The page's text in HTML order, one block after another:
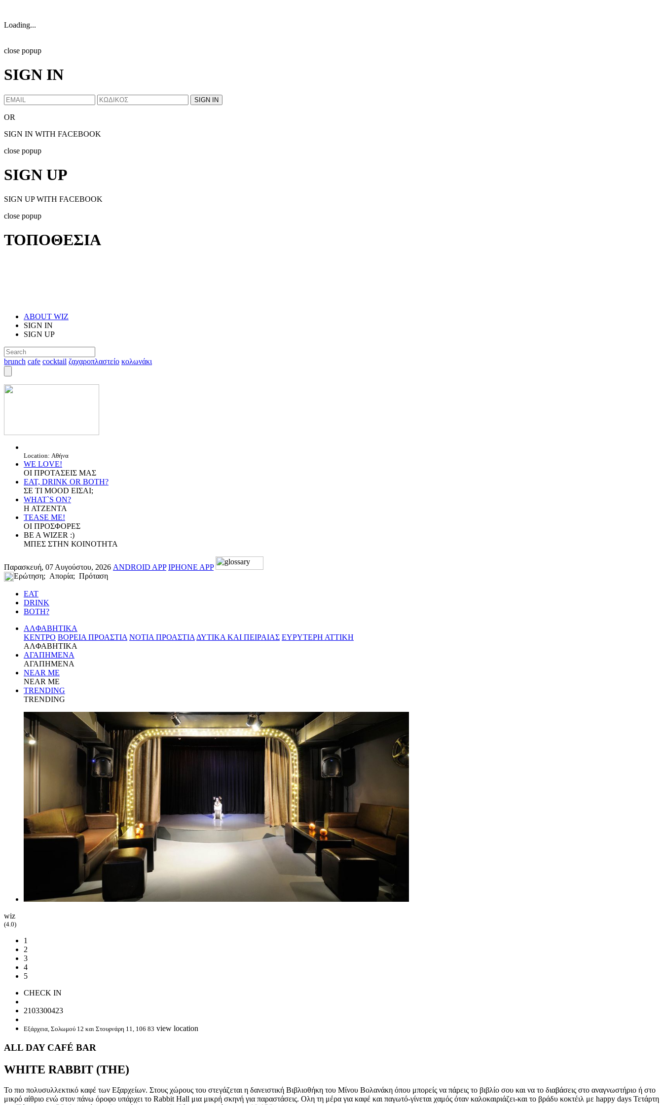
Loading...
close popup
SIGN IN
OR
SIGN IN WITH FACEBOOK
close popup
SIGN UP
SIGN UP WITH FACEBOOK
close popup
ΤΟΠΟΘΕΣΙΑ
ABOUT WIZ
SIGN IN
SIGN UP
brunch cafe cocktail ζαχαροπλαστείο κολωνάκι
Location: Αθήνα
WE LOVE!
ΟΙ ΠΡΟΤΑΣΕΙΣ ΜΑΣ
EAT, DRINK OR BOTH?
ΣΕ ΤΙ MOOD ΕΙΣΑΙ;
WHAT`S ON?
Η ΑΤΖΕΝΤΑ
TEASE ME!
ΟΙ ΠΡΟΣΦΟΡΕΣ
BE A WIZER :)
ΜΠΕΣ ΣΤΗΝ ΚΟΙΝΟΤΗΤΑ
Παρασκευή, 07 Αυγούστου, 2026 ANDROID APP IPHONE APP
Ερώτηση; Απορία; Πρόταση
EAT
DRINK
BOTH?
ΑΛΦΑΒΗΤΙΚΑ
ΚΕΝΤΡΟ ΒΟΡΕΙΑ ΠΡΟΑΣΤΙΑ ΝΟΤΙΑ ΠΡΟΑΣΤΙΑ ΔΥΤΙΚΑ ΚΑΙ ΠΕΙΡΑΙΑΣ ΕΥΡΥΤΕΡΗ ΑΤΤΙΚΗ
ΑΛΦΑΒΗΤΙΚΑ
ΑΓΑΠΗΜΕΝΑ
ΑΓΑΠΗΜΕΝΑ
NEAR ME
NEAR ME
TRENDING
TRENDING
wiz
(4.0)
1
2
3
4
5
CHECK IN
2103300423
Εξάρχεια, Σολωμού 12 και Στουρνάρη 11, 106 83 view location
ΑLL DAY CAFÉ BAR
WHITE RABBIT (THE)
Το πιο πολυσυλλεκτικό καφέ των Εξαρχείων. Στους χώρους του στεγάζεται η δανειστική Βιβλιοθήκη του Μίνου Βολανάκη όπου μπορείς να πάρεις το βιβλίο σου και να το διαβάσεις στο αναγνωστήριο ή στο
μικρό αίθριο ενώ στον πάνω όροφο υπάρχει το Rabbit Hall μια μικρή σκηνή για παραστάσεις. Ολη τη μέρα για καφέ και παγωτό-γίνεται χαμός όταν καλοκαιριάζει-και το βράδυ κοκτέιλ με happy days Τετάρτη